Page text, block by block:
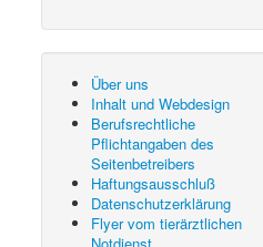
Über uns
Inhalt und Webdesign
Berufsrechtliche
Pflichtangaben des
Seitenbetreibers
Haftungsausschluß
Datenschutzerklärung
Flyer vom tierärztlichen